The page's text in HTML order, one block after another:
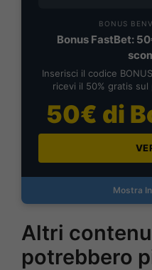
BONUS
Bonus FastBet:
Inserisci il codice
ricevi il 50% gratis
50€ di
Mostra
Altri
potrebbero